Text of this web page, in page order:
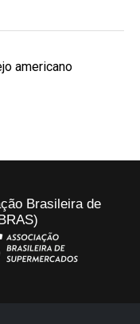
americano
Brasileira de